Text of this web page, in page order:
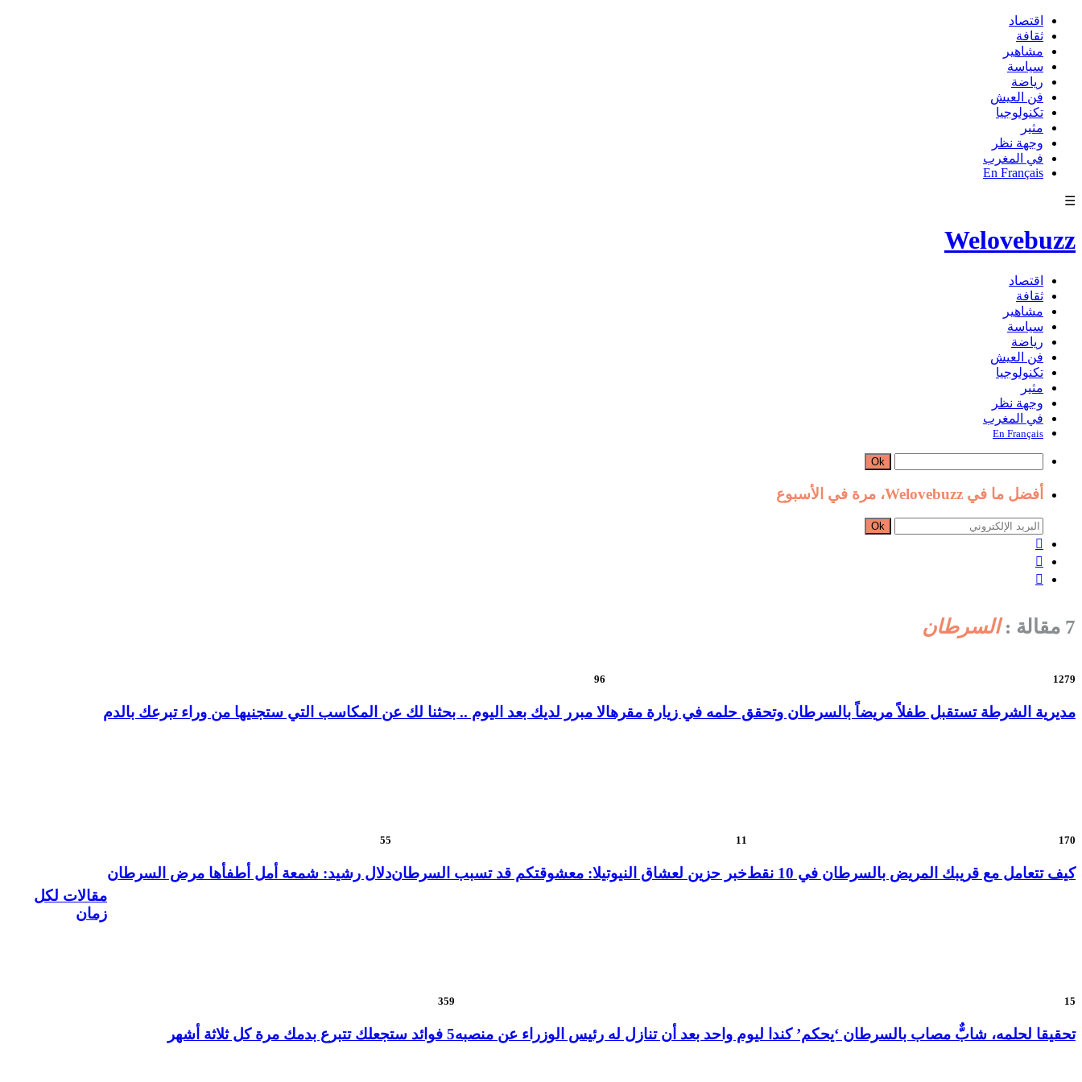
اقتصاد
ثقافة
مشاهير
سياسة
رياضة
فن العيش
تكنولوجيا
مثير
وجهة نظر
في المغرب
En Français
☰
Welovebuzz
اقتصاد
ثقافة
مشاهير
سياسة
رياضة
فن العيش
تكنولوجيا
مثير
وجهة نظر
في المغرب
En Français
Ok
أفضل ما في Welovebuzz، مرة في الأسبوع
Ok



7 مقالة : السرطان
1279
مديرية الشرطة تستقبل طفلاً مريضاً بالسرطان وتحقق حلمه في زيارة مقرها
96
لا مبرر لديك بعد اليوم .. بحثنا لك عن المكاسب التي ستجنيها من وراء تبرعك بالدم
170
كيف تتعامل مع قريبك المريض بالسرطان في 10 نقط
11
خبر حزين لعشاق النيوتيلا: معشوقتكم قد تسبب السرطان
55
دلال رشيد: شمعة أمل أطفأها مرض السرطان
15
تحقيقا لحلمه، شابٌّ مصاب بالسرطان ‘يحكم’ كندا ليوم واحد بعد أن تنازل له رئيس الوزراء عن منصبه
359
5 فوائد ستجعلك تتبرع بدمك مرة كل ثلاثة أشهر
مقالات لكل
زمان